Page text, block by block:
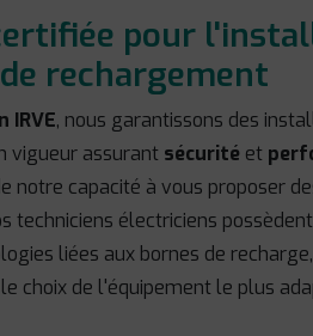
pour
rechargement
IRVE, nous garantissons des
vigueur assurant sécurité et
notre capacité à vous proposer
techniciens électriciens
liées aux bornes de
choix de l'équipement le plus